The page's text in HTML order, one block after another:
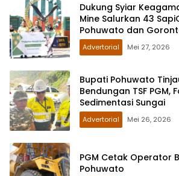
Dukung Syiar
Mine Salurkan 43
Pohuwato dan
Advertorial Mei 27, 2026
Bupati Pohuwato
Bendungan TSF PGM,
Sedimentasi Sungai
Advertorial Mei 26, 2026
PGM Cetak Operator
Pohuwato